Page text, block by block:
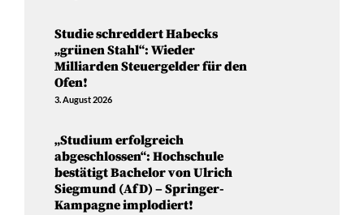
Studie schreddert Habecks
„grünen Stahl“: Wieder
Milliarden Steuergelder für den
Ofen!
3. August 2026
„Studium erfolgreich
abgeschlossen“: Hochschule
bestätigt Bachelor von Ulrich
Siegmund (AfD) – Springer-
Kampagne implodiert!